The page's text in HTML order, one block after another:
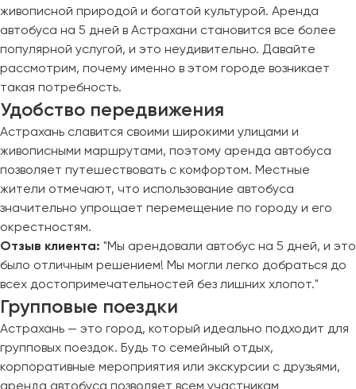
живописной природой и богатой культурой. Аренда
автобуса на 5 дней в Астрахани становится все более
популярной услугой, и это неудивительно. Давайте
рассмотрим, почему именно в этом городе возникает
такая потребность.
Удобство передвижения
Астрахань славится своими широкими улицами и
живописными маршрутами, поэтому аренда автобуса
позволяет путешествовать с комфортом. Местные
жители отмечают, что использование автобуса
значительно упрощает перемещение по городу и его
окрестностям.
Отзыв клиента: "Мы арендовали автобус на 5 дней, и это
было отличным решением! Мы могли легко добраться до
всех достопримечательностей без лишних хлопот."
Групповые поездки
Астрахань — это город, который идеально подходит для
групповых поездок. Будь то семейный отдых,
корпоративные мероприятия или экскурсии с друзьями,
аренда автобуса позволяет всем участникам